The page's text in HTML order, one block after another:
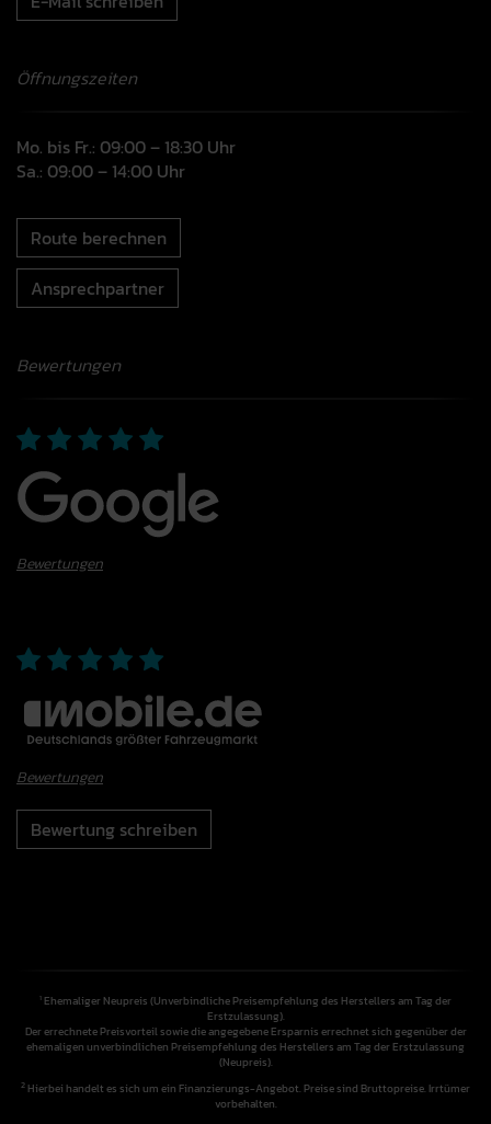
Öffnungszeiten
Mo. bis Fr.: 09:00 – 18:30 Uhr
Sa.: 09:00 – 14:00 Uhr
Route berechnen
Ansprechpartner
Bewertungen
Bewertungen
Bewertungen
Bewertung schreiben
1 Ehemaliger Neupreis (Unverbindliche Preisempfehlung des Herstellers am Tag der
Erstzulassung).
Der errechnete Preisvorteil sowie die angegebene Ersparnis errechnet sich gegenüber der
ehemaligen unverbindlichen Preisempfehlung des Herstellers am Tag der Erstzulassung
(Neupreis).
2Hierbei handelt es sich um ein Finanzierungs-Angebot. Preise sind Bruttopreise. Irrtümer
vorbehalten.